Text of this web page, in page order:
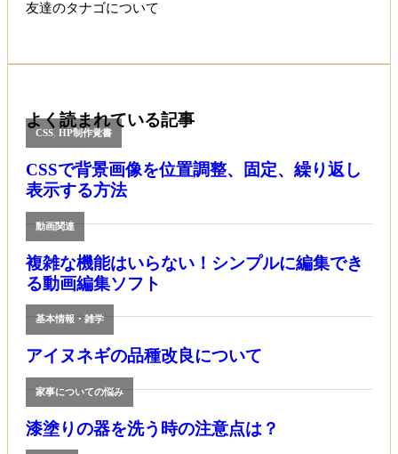
友達のタナゴについて
よく読まれている記事
CSS,HP制作覚書
CSSで背景画像を位置調整、固定、繰り返し
表示する方法
動画関連
複雑な機能はいらない！シンプルに編集でき
る動画編集ソフト
基本情報・雑学
アイヌネギの品種改良について
家事についての悩み
漆塗りの器を洗う時の注意点は？